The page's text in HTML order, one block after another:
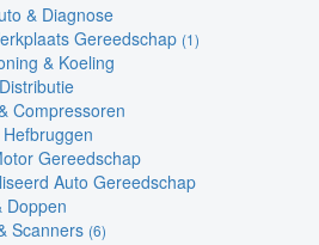
& Diagnose
Gereedschap (1)
& Koeling
Compressoren
Gereedschap
Auto Gereedschap
Doppen
Scanners (6)